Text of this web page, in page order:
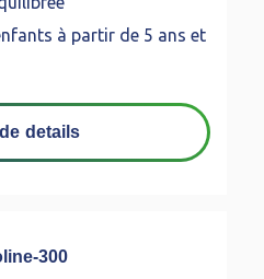
à partir de 5 ans et
details
300